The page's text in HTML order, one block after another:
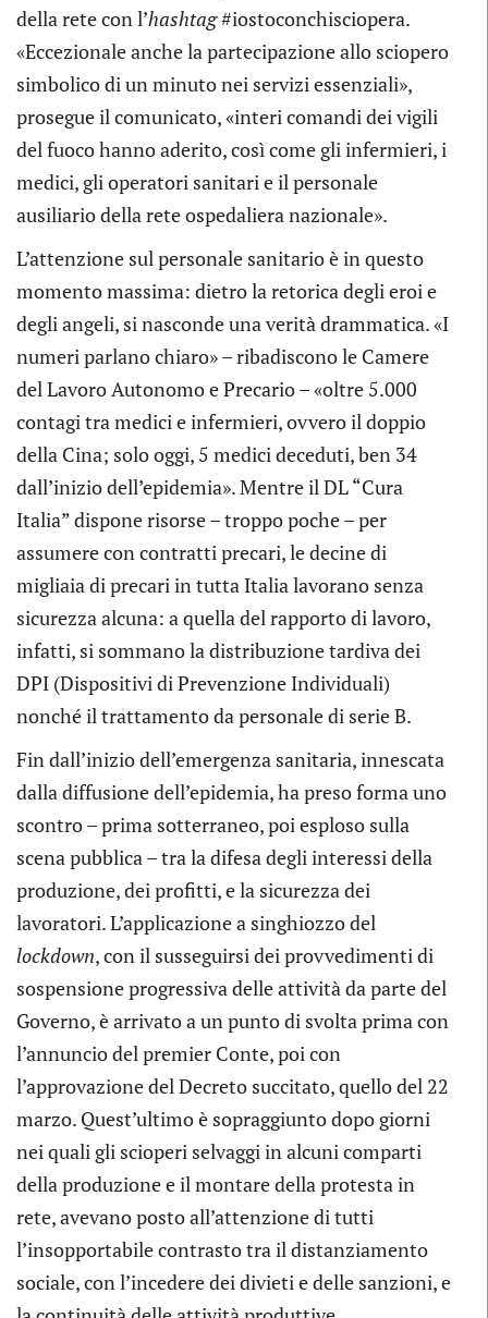
della rete con l’hashtag#iostoconchisciopera.
«Eccezionale anche la partecipazione allo sciopero
simbolico di un minuto nei servizi essenziali»,
prosegue il comunicato, «interi comandi dei vigili
del fuoco hanno aderito, così come gli infermieri, i
medici, gli operatori sanitari e il personale
ausiliario della rete ospedaliera nazionale».
L’attenzione sul personale sanitario è in questo
momento massima: dietro la retorica degli eroi e
degli angeli, si nasconde una verità drammatica. «I
numeri parlano chiaro» – ribadiscono le Camere
del Lavoro Autonomo e Precario – «oltre 5.000
contagi tra medici e infermieri, ovvero il doppio
della Cina; solo oggi, 5 medici deceduti, ben 34
dall’inizio dell’epidemia». Mentre il DL “Cura
Italia” dispone risorse – troppo poche – per
assumere con contratti precari, le decine di
migliaia di precari in tutta Italia lavorano senza
sicurezza alcuna: a quella del rapporto di lavoro,
infatti, si sommano la distribuzione tardiva dei
DPI (Dispositivi di Prevenzione Individuali)
nonché il trattamento da personale di serie B.
Fin dall’inizio dell’emergenza sanitaria, innescata
dalla diffusione dell’epidemia, ha preso forma uno
scontro – prima sotterraneo, poi esploso sulla
scena pubblica – tra la difesa degli interessi della
produzione, dei profitti, e la sicurezza dei
lavoratori. L’applicazione a singhiozzo del
lockdown, con il susseguirsi dei provvedimenti di
sospensione progressiva delle attività da parte del
Governo, è arrivato a un punto di svolta prima con
l’annuncio del premier Conte, poi con
l’approvazione del Decreto succitato, quello del 22
marzo. Quest’ultimo è sopraggiunto dopo giorni
nei quali gli scioperi selvaggi in alcuni comparti
della produzione e il montare della protesta in
rete, avevano posto all’attenzione di tutti
l’insopportabile contrasto tra il distanziamento
sociale, con l’incedere dei divieti e delle sanzioni, e